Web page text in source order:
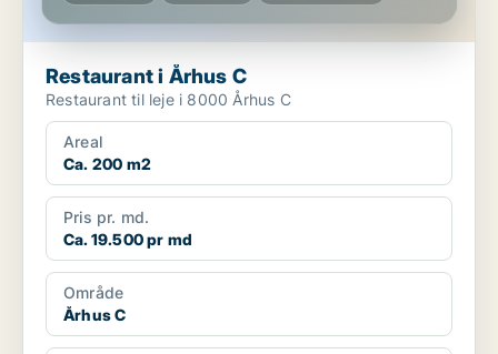
Restaurant i Århus C
Restaurant til leje i 8000 Århus C
Areal
Ca. 200 m2
Pris pr. md.
Ca. 19.500 pr md
Område
Århus C